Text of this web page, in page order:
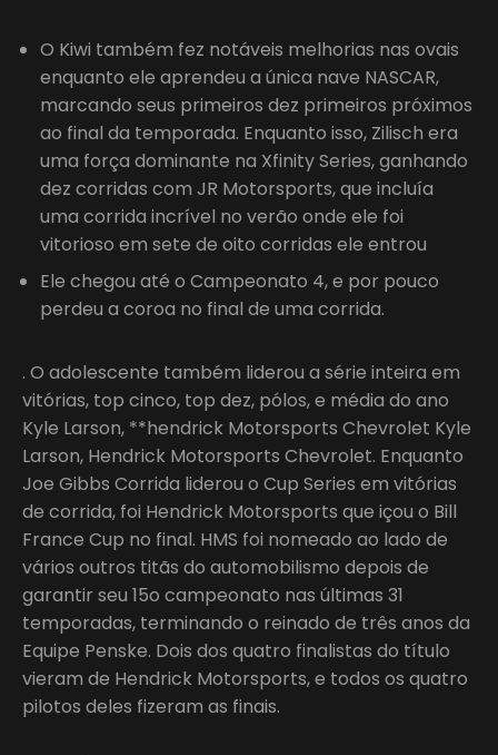
O Kiwi também fez notáveis melhorias nas ovais
enquanto ele aprendeu a única nave NASCAR,
marcando seus primeiros dez primeiros próximos
ao final da temporada. Enquanto isso, Zilisch era
uma força dominante na Xfinity Series, ganhando
dez corridas com JR Motorsports, que incluía
uma corrida incrível no verão onde ele foi
vitorioso em sete de oito corridas ele entrou
Ele chegou até o Campeonato 4, e por pouco
perdeu a coroa no final de uma corrida.
. O adolescente também liderou a série inteira em
vitórias, top cinco, top dez, pólos, e média do ano
Kyle Larson, **hendrick Motorsports Chevrolet Kyle
Larson, Hendrick Motorsports Chevrolet. Enquanto
Joe Gibbs Corrida liderou o Cup Series em vitórias
de corrida, foi Hendrick Motorsports que içou o Bill
France Cup no final. HMS foi nomeado ao lado de
vários outros titãs do automobilismo depois de
garantir seu 15o campeonato nas últimas 31
temporadas, terminando o reinado de três anos da
Equipe Penske. Dois dos quatro finalistas do título
vieram de Hendrick Motorsports, e todos os quatro
pilotos deles fizeram as finais.